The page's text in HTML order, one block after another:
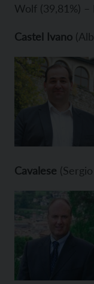
Wolf (39,81%) –
Castel Ivano
Cavalese